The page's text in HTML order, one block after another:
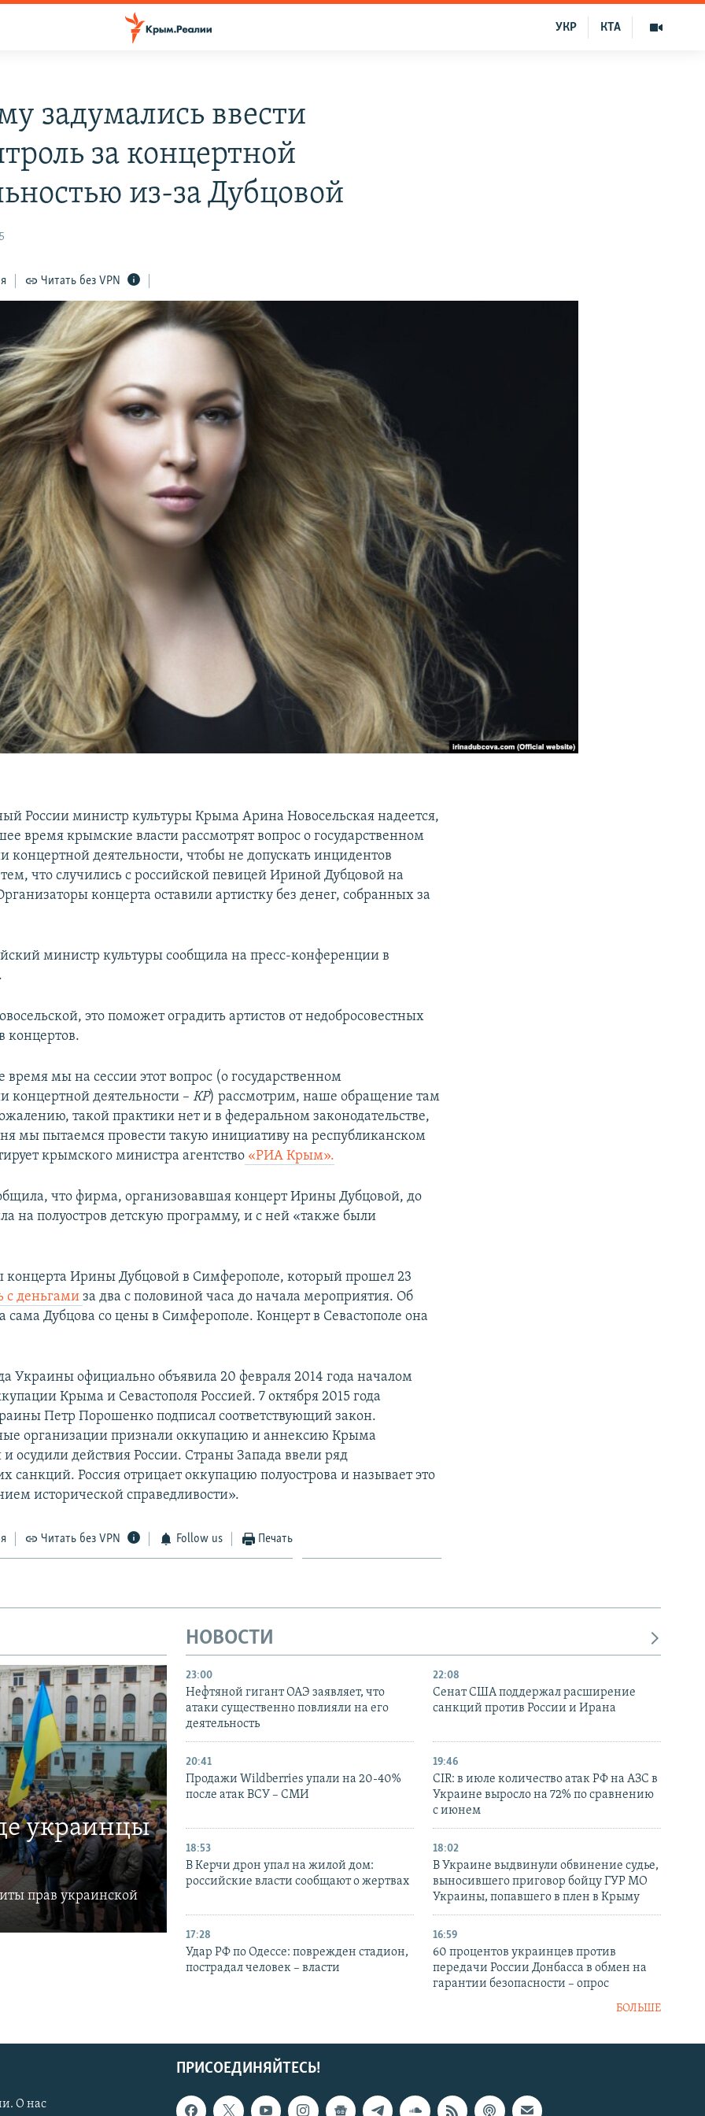
КТА
УКР
задумались ввести
за концертной
из-за Дубцовой
Читать без VPN
России министр культуры Крыма Арина Новосельская надеется,
время крымские власти рассмотрят вопрос о государственном
концертной деятельности, чтобы не допускать инцидентов
что случились с российской певицей Ириной Дубцовой на
концерта оставили артистку без денег, собранных за
министр культуры сообщила на пресс-конференции в
это поможет оградить артистов от недобросовестных
концертов.
мы на сессии этот вопрос (о государственном
концертной деятельности –КР) рассмотрим, наше обращение там
такой практики нет и в федеральном законодательстве,
мы пытаемся провести такую инициативу на республиканском
крымского министра агентство «РИА Крым».
что фирма, организовавшая концерт Ирины Дубцовой, до
на полуостров детскую программу, и с ней «также были
концерта Ирины Дубцовой в Симферополе, который прошел 23
с деньгамиза два с половиной часа до начала мероприятия. Об
сама Дубцова со цены в Симферополе. Концерт в Севастополе она
Украины официально объявила 20 февраля 2014 года началом
Крыма и Севастополя Россией. 7 октября 2015 года
Петр Порошенко подписал соответствующий закон.
организации признали оккупацию и аннексию Крыма
осудили действия России. Страны Запада ввели ряд
санкций. Россия отрицает оккупацию полуострова и называет это
исторической справедливости».
Читать без VPN Follow us Печать
украинцы
прав украинской
НОВОСТИ
23:00
Нефтяной гигант ОАЭ заявляет, что
атаки существенно повлияли на его
деятельность
22:08
Сенат США поддержал расширение
санкций против России и Ирана
20:41
Продажи Wildberries упали на 20-40%
после атак ВСУ – СМИ
19:46
CIR: в июле количество атак РФ на АЗС в
Украине выросло на 72% по сравнению
с июнем
18:53
В Керчи дрон упал на жилой дом:
российские власти сообщают о жертвах
18:02
В Украине выдвинули обвинение судье,
выносившего приговор бойцу ГУР МО
Украины, попавшего в плен в Крыму
17:28
Удар РФ по Одессе: поврежден стадион,
пострадал человек – власти
16:59
60 процентов украинцев против
передачи России Донбасса в обмен на
гарантии безопасности – опрос
БОЛЬШЕ
ПРИСОЕДИНЯЙТЕСЬ!
О нас